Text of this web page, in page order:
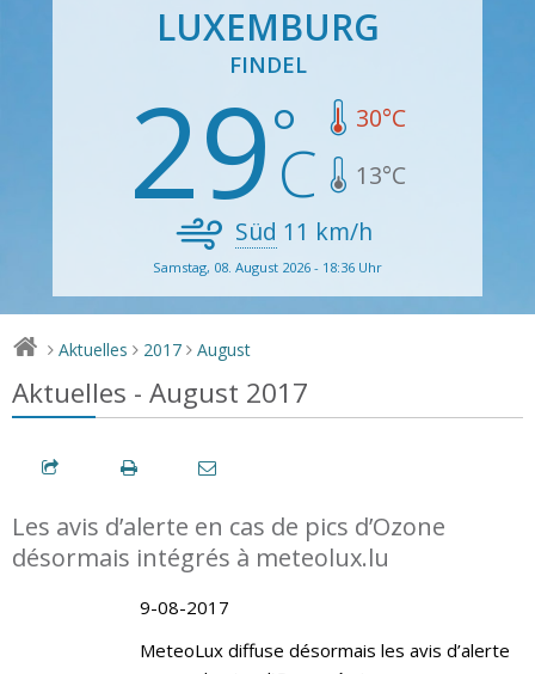
LUXEMBURG
FINDEL
29 30°C
13°C
Süd 11 km/h
Samstag, 08. August 2026 - 18:36 Uhr
> Aktuelles > 2017 > August
Aktuelles - August 2017
Les avis d’alerte en cas de pics d’Ozone
désormais intégrés à meteolux.lu
9-08-2017
MeteoLux diffuse désormais les avis d’alerte